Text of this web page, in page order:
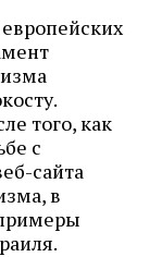
того, как
с
сайта
в